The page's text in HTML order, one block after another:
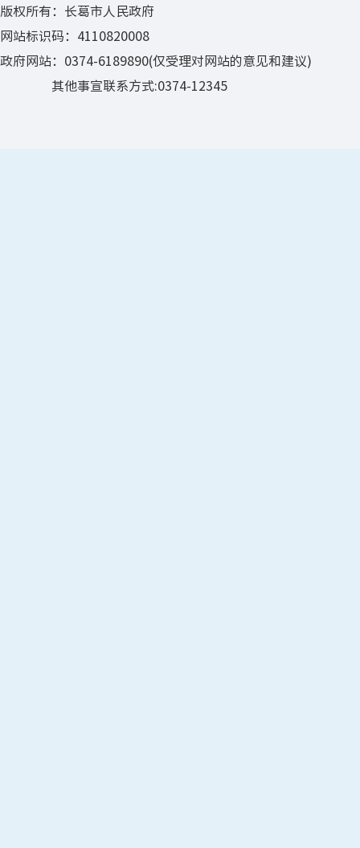
版权所有：长葛市人民政府
网站标识码：4110820008
政府网站：0374-6189890(仅受理对网站的意见和建议)
其他事宣联系方式:0374-12345